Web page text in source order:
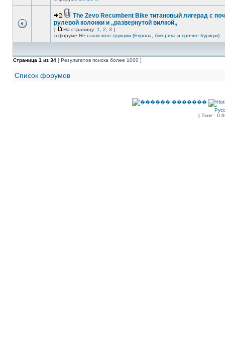
The Zevo Recumbent Bike титановый лигерад с
рулевой колонки и ,,развернутой вилкой,,
[ На страницу: 1 2 3 ]
в форуме Не наши конструкции (Европа, Америка и прочие буржуи)
Страница 1 из 34 [ Результатов поиска более 1000 ]
Список форумов
[ Time :